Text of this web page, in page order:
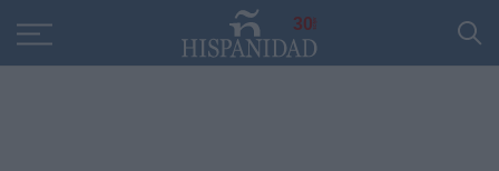
30